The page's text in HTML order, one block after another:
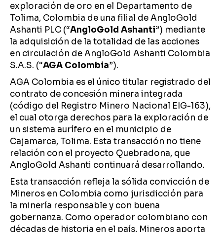
exploración de oro en el Departamento de
Tolima, Colombia de una filial de AngloGold
Ashanti PLC (“AngloGold Ashanti”) mediante
la adquisición de la totalidad de las acciones
en circulación de AngloGold Ashanti Colombia
S.A.S. (“AGA Colombia”).
AGA Colombia es el único titular registrado del
contrato de concesión minera integrada
(código del Registro Minero Nacional EIG-163),
el cual otorga derechos para la exploración de
un sistema aurífero en el municipio de
Cajamarca, Tolima. Esta transacción no tiene
relación con el proyecto Quebradona, que
AngloGold Ashanti continuará desarrollando.
Esta transacción refleja la sólida convicción de
Mineros en Colombia como jurisdicción para
la minería responsable y con buena
gobernanza. Como operador colombiano con
décadas de historia en el país, Mineros aporta